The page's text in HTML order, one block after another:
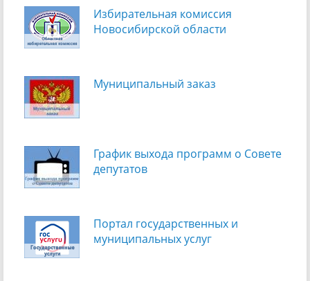
Избирательная комиссия
Новосибирской области
Муниципальный заказ
График выхода программ о Cовете
депутатов
Портал государственных и
муниципальных услуг